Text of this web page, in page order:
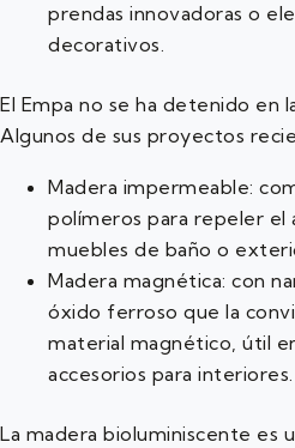
prendas innovadoras o
decorativos.
El Empa no se ha detenido en
Algunos de sus proyectos
Madera impermeable:
polímeros para repeler el
muebles de baño o
Madera magnética: con
óxido ferroso que la
material magnético, útil
accesorios para interiores.
La madera bioluminiscente es